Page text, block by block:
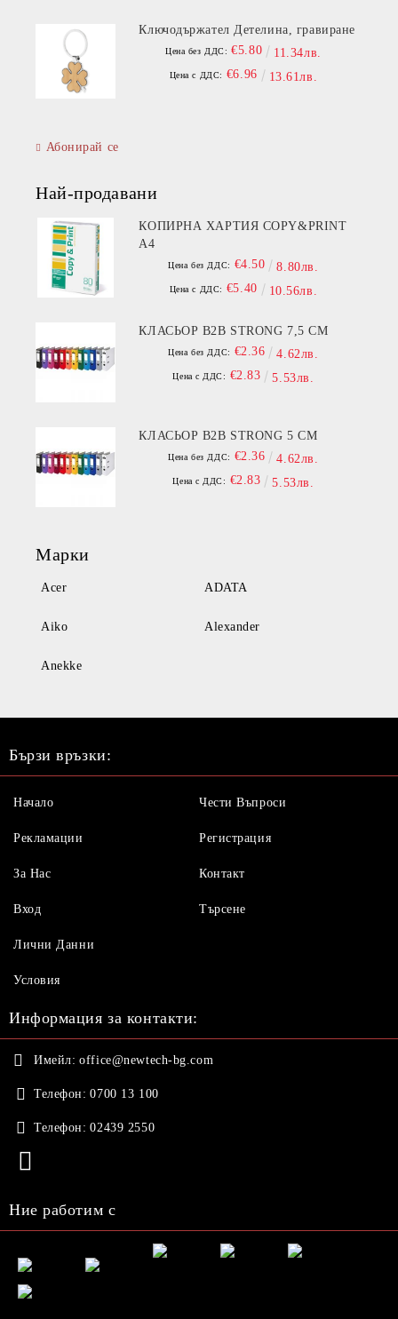
Ключодържател Детелина, гравиране
Цена без ДДС: €5.80 11.34лв.
Цена с ДДС: €6.96 13.61лв.
Абонирай се
Най-продавани
КОПИРНА ХАРТИЯ COPY&PRINT
A4
Цена без ДДС: €4.50 8.80лв.
Цена с ДДС: €5.40 10.56лв.
КЛАСЬОР B2B STRONG 7,5 СМ
Цена без ДДС: €2.36 4.62лв.
Цена с ДДС: €2.83 5.53лв.
КЛАСЬОР B2B STRONG 5 СМ
Цена без ДДС: €2.36 4.62лв.
Цена с ДДС: €2.83 5.53лв.
Марки
Acer ADATA
Aiko Alexander
Anekke
Бързи връзки:
Начало
Рекламации
За Нас
Вход
Чести Въпроси
Регистрация
Контакт
Търсене
Лични Данни
Условия
Информация за контакти:
Имейл: office@newtech-bg.com
Телефон: 0700 13 100
Телефон: 02439 2550
Ние работим с